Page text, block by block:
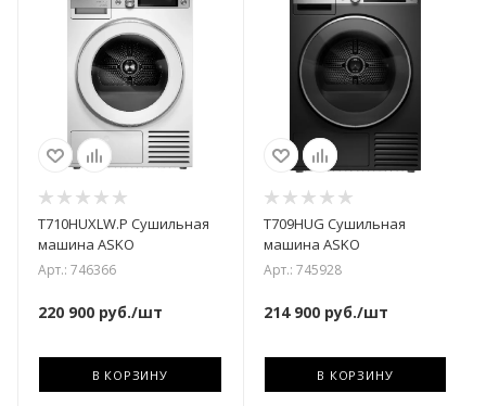
T710HUXLW.P Сушильная
машина ASKO
Арт.: 746366
220 900 руб./шт
В КОРЗИНУ
T709HUG Сушильная
машина ASKO
Арт.: 745928
214 900руб./шт
В КОРЗИНУ